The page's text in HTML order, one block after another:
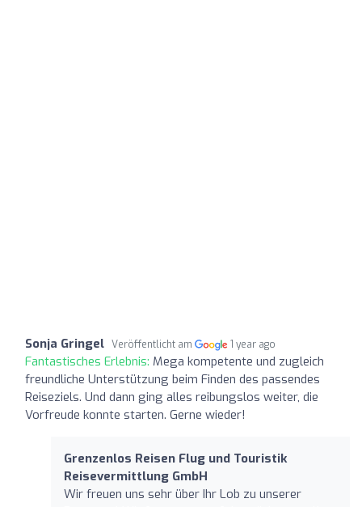
Sonja Gringel Veröffentlicht am 1 year ago
Fantastisches Erlebnis: Mega kompetente und zugleich
freundliche Unterstützung beim Finden des passendes
Reiseziels. Und dann ging alles reibungslos weiter, die
Vorfreude konnte starten. Gerne wieder!
Grenzenlos Reisen Flug und Touristik
Reisevermittlung GmbH
Wir freuen uns sehr über Ihr Lob zu unserer